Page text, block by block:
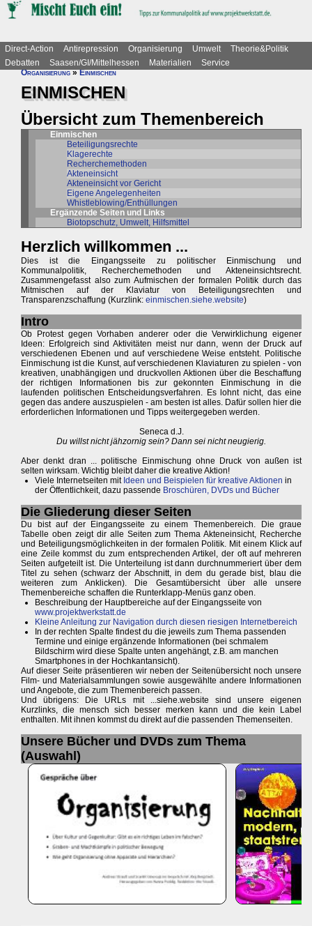
Direct-Action Antirepression Organisierung Umwelt
Theorie&Politik
Debatten
Saasen/GI/Mittelhessen Materialien
Service
Organisierung»Einmischen
EINMISCHEN
Übersicht zum Themenbereich
Einmischen
Beteiligungsrechte
Klagerechte
Recherchemethoden
Akteneinsicht
Akteneinsicht vor Gericht
Eigene Angelegenheiten
Whistleblowing/Enthüllungen
Ergänzende Seiten und Links
Biotopschutz, Umwelt, Hilfsmittel
Herzlich willkommen ...
Dies ist die Eingangsseite zu politischer Einmischung und
Kommunalpolitik, Recherchemethoden und Akteneinsichtsrecht.
Zusammengefasst also zum Aufmischen der formalen Politik durch das
Mitmischen auf der Klaviatur von Beteiligungsrechten und
Transparenzschaffung (Kurzlink: einmischen.siehe.website)
Intro
Ob Protest gegen Vorhaben anderer oder die Verwirklichung eigener
Ideen: Erfolgreich sind Aktivitäten meist nur dann, wenn der Druck auf
verschiedenen Ebenen und auf verschiedene Weise entsteht. Politische
Einmischung ist die Kunst, auf verschiedenen Klaviaturen zu spielen - von
kreativen, unabhängigen und druckvollen Aktionen über die Beschaffung
der richtigen Informationen bis zur gekonnten Einmischung in die
laufenden politischen Entscheidungsverfahren. Es lohnt nicht, das eine
gegen das andere auszuspielen - am besten ist alles. Dafür sollen hier die
erforderlichen Informationen und Tipps weitergegeben werden.
Seneca d.J.
Du willst nicht jähzornig sein? Dann sei nicht neugierig.
Aber denkt dran ... politische Einmischung ohne Druck von außen ist
selten wirksam. Wichtig bleibt daher die kreative Aktion!
Viele Internetseiten mit Ideen und Beispielen für kreative Aktionen in
der Öffentlichkeit, dazu passende Broschüren, DVDs und Bücher
Die Gliederung dieser Seiten
Du bist auf der Eingangsseite zu einem Themenbereich. Die graue
Tabelle oben zeigt dir alle Seiten zum Thema Akteneinsicht, Recherche
und Beteiligungsmöglichkeiten in der formalen Politik. Mit einem Klick auf
eine Zeile kommst du zum entsprechenden Artikel, der oft auf mehreren
Seiten aufgeteilt ist. Die Unterteilung ist dann durchnummeriert über dem
Titel zu sehen (schwarz der Abschnitt, in dem du gerade bist, blau die
weiteren zum Anklicken). Die Gesamtübersicht über alle unsere
Themenbereiche schaffen die Runterklapp-Menüs ganz oben.
Beschreibung der Hauptbereiche auf der Eingangsseite von
www.projektwerkstatt.de
Kleine Anleitung zur Navigation durch diesen riesigen Internetbereich
In der rechten Spalte findest du die jeweils zum Thema passenden
Termine und einige ergänzende Informationen (bei schmalem
Bildschirm wird diese Spalte unten angehängt, z.B. am manchen
Smartphones in der Hochkantansicht).
Auf dieser Seite präsentieren wir neben der Seitenübersicht noch unsere
Film- und Materialsammlungen sowie ausgewählte andere Informationen
und Angebote, die zum Themenbereich passen.
Und übrigens: Die URLs mit ...siehe.website sind unsere eigenen
Kurzlinks, die mensch sich besser merken kann und die kein Label
enthalten. Mit ihnen kommst du direkt auf die passenden Themenseiten.
Unsere Bücher und DVDs zum Thema
(Auswahl)